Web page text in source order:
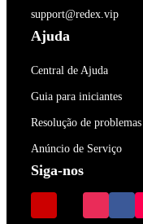
support@redex.vip
Ajuda
Central de Ajuda
Guia para iniciantes
Resolução de problemas
Anúncio de Serviço
Siga-nos